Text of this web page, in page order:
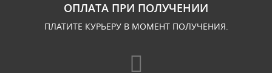
ОПЛАТА ПРИ ПОЛУЧЕНИИ
ПЛАТИТЕ КУРЬЕРУ В МОМЕНТ ПОЛУЧЕНИЯ.